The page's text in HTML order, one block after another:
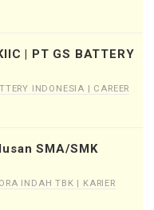
| PT GS BATTERY
INDONESIA | CAREER
SMA/SMK
INDAH TBK | KARIER